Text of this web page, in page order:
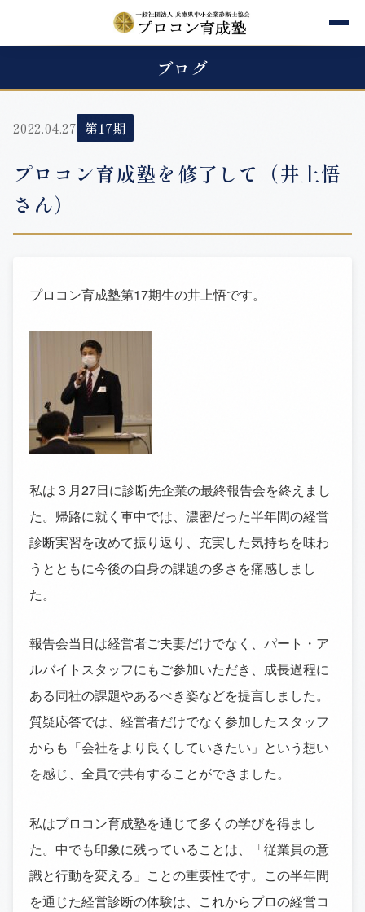
ブログ
2022.04.27 第17期
プロコン育成塾を修了して（井上悟
さん）
プロコン育成塾第17期生の井上悟です。
私は３月27日に診断先企業の最終報告会を終えまし
た。帰路に就く車中では、濃密だった半年間の経営
診断実習を改めて振り返り、充実した気持ちを味わ
うとともに今後の自身の課題の多さを痛感しまし
た。
報告会当日は経営者ご夫妻だけでなく、パート・ア
ルバイトスタッフにもご参加いただき、成長過程に
ある同社の課題やあるべき姿などを提言しました。
質疑応答では、経営者だけでなく参加したスタッフ
からも「会社をより良くしていきたい」という想い
を感じ、全員で共有することができました。
私はプロコン育成塾を通じて多くの学びを得まし
た。中でも印象に残っていることは、「従業員の意
識と行動を変える」ことの重要性です。この半年間
を通じた経営診断の体験は、これからプロの経営コ